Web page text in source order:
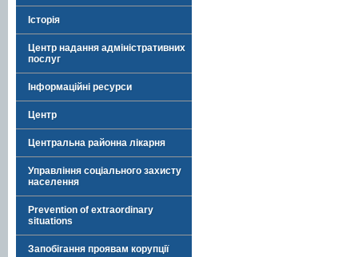
Історія
Центр надання адміністративних
послуг
Інформаційні ресурси
Центр
Центральна районна лікарня
Управління соціального захисту
населення
Prevention of extraordinary
situations
Запобігання проявам корупції